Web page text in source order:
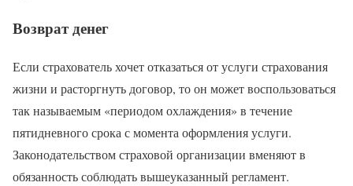
Возврат денег
Если страхователь хочет отказаться от услуги страхования
жизни и расторгнуть договор, то он может воспользоваться
так называемым «периодом охлаждения» в течение
пятидневного срока с момента оформления услуги.
Законодательством страховой организации вменяют в
обязанность соблюдать вышеуказанный регламент.